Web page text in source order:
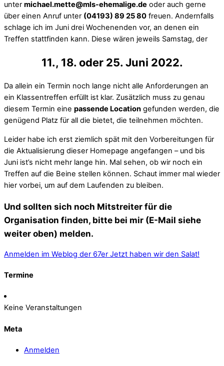
unter michael.mette@mls-ehemalige.de oder auch gerne
über einen Anruf unter (04193) 89 25 80 freuen. Andernfalls
schlage ich im Juni drei Wochenenden vor, an denen ein
Treffen stattfinden kann. Diese wären jeweils Samstag, der
11., 18. oder 25. Juni 2022.
Da allein ein Termin noch lange nicht alle Anforderungen an
ein Klassentreffen erfüllt ist klar. Zusätzlich muss zu genau
diesem Termin eine passende Location gefunden werden, die
genügend Platz für all die bietet, die teilnehmen möchten.
Leider habe ich erst ziemlich spät mit den Vorbereitungen für
die Aktualisierung dieser Homepage angefangen – und bis
Juni ist’s nicht mehr lange hin. Mal sehen, ob wir noch ein
Treffen auf die Beine stellen können. Schaut immer mal wieder
hier vorbei, um auf dem Laufenden zu bleiben.
Und sollten sich noch Mitstreiter für die
Organisation finden, bitte bei mir (E-Mail siehe
weiter oben) melden.
Anmelden im Weblog der 67er Jetzt haben wir den Salat!
Termine
Keine Veranstaltungen
Meta
Anmelden